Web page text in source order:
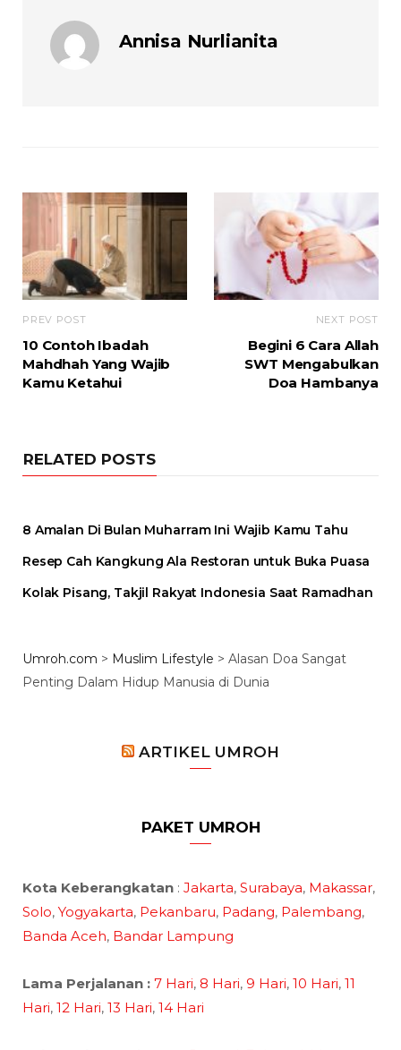
Annisa Nurlianita
PREV POST
10 Contoh Ibadah
Mahdhah Yang Wajib
Kamu Ketahui
NEXT POST
Begini 6 Cara Allah
SWT Mengabulkan
Doa Hambanya
RELATED POSTS
8 Amalan Di Bulan Muharram Ini Wajib Kamu Tahu
Resep Cah Kangkung Ala Restoran untuk Buka Puasa
Kolak Pisang, Takjil Rakyat Indonesia Saat Ramadhan
Umroh.com > Muslim Lifestyle > Alasan Doa Sangat
Penting Dalam Hidup Manusia di Dunia
ARTIKEL UMROH
PAKET UMROH
Kota Keberangkatan : Jakarta, Surabaya, Makassar,
Solo, Yogyakarta, Pekanbaru, Padang, Palembang,
Banda Aceh, Bandar Lampung
Lama Perjalanan : 7 Hari, 8 Hari, 9 Hari, 10 Hari, 11
Hari, 12 Hari, 13 Hari, 14 Hari